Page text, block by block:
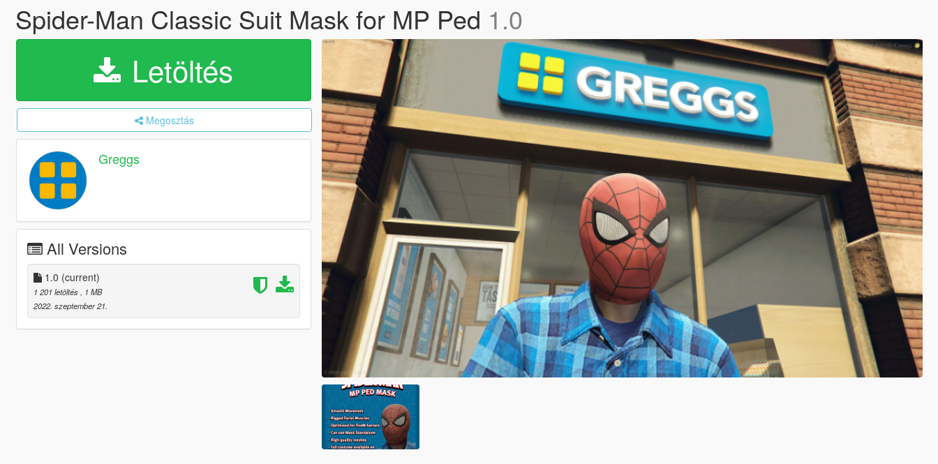
Spider-Man Classic Suit Mask for MP Ped 1.0
Letöltés
Megosztás
Greggs
All Versions
1.0 (current)
1 201 letöltés
, 1 MB
2022. szeptember 21.